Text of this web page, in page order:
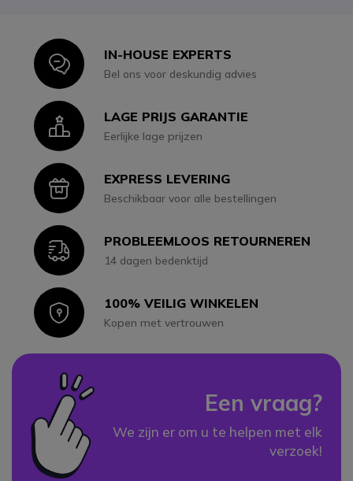
IconIN-HOUSE EXPERTS
Bel ons voor deskundig advies
IconLAGE PRIJS GARANTIE
Eerlijke lage prijzen
IconEXPRESS LEVERING
Beschikbaar voor alle bestellingen
IconPROBLEEMLOOS RETOURNEREN
14 dagen bedenktijd
Icon100% VEILIG WINKELEN
Kopen met vertrouwen
Een vraag?
We zijn er om u te helpen met elk
verzoek!